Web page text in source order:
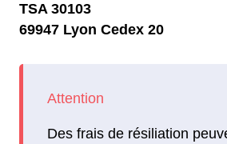
TSA 30103
69947 Lyon Cedex 20
Des frais de résiliation